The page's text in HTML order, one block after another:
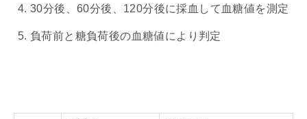
30分後、60分後、120分後に採血して血糖値を測定
負荷前と糖負荷後の血糖値により判定